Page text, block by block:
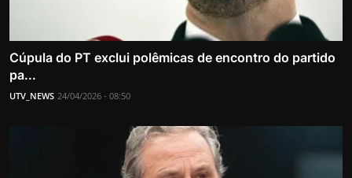
Cúpula do PT exclui polêmicas de encontro do partido
pa...
UTV_NEWS 24/04/2026 - 08:50